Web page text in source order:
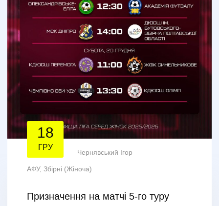
18
ГРУ
Чернявський Ігор
АФУ, Збірні (Жіноча)
Призначення на матчі 5-го туру